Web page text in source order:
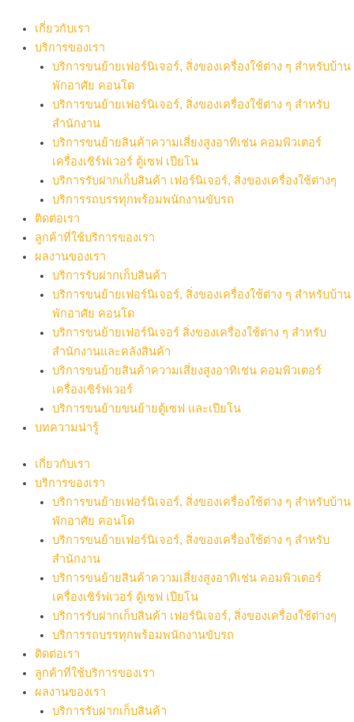
content
เกี่ยวกับเรา
บริการของเรา
บริการขนย้ายเฟอร์นิเจอร์, สิ่งของเครื่องใช้ต่าง ๆ สำหรับบ้าน
พักอาศัย คอนโด
บริการขนย้ายเฟอร์นิเจอร์, สิ่งของเครื่องใช้ต่าง ๆ สำหรับ
สำนักงาน
บริการขนย้ายสินค้าความเสี่ยงสูงอาทิเช่น คอมพิวเตอร์
เครื่องเซิร์ฟเวอร์ ตู้เซฟ เปียโน
บริการรับฝากเก็บสินค้า เฟอร์นิเจอร์, สิ่งของเครื่องใช้ต่างๆ
บริการรถบรรทุกพร้อมพนักงานขับรถ
ติดต่อเรา
ลูกค้าที่ใช้บริการของเรา
ผลงานของเรา
บริการรับฝากเก็บสินค้า
บริการขนย้ายเฟอร์นิเจอร์, สิ่งของเครื่องใช้ต่าง ๆ สำหรับบ้าน
พักอาศัย คอนโด
บริการขนย้ายเฟอร์นิเจอร์ สิ่งของเครื่องใช้ต่าง ๆ สำหรับ
สำนักงานและคลังสินค้า
บริการขนย้ายสินค้าความเสี่ยงสูงอาทิเช่น คอมพิวเตอร์
เครื่องเซิร์ฟเวอร์
บริการขนย้ายขนย้ายตู้เซฟ และเปียโน
บทความน่ารู้
เกี่ยวกับเรา
บริการของเรา
บริการขนย้ายเฟอร์นิเจอร์, สิ่งของเครื่องใช้ต่าง ๆ สำหรับบ้าน
พักอาศัย คอนโด
บริการขนย้ายเฟอร์นิเจอร์, สิ่งของเครื่องใช้ต่าง ๆ สำหรับ
สำนักงาน
บริการขนย้ายสินค้าความเสี่ยงสูงอาทิเช่น คอมพิวเตอร์
เครื่องเซิร์ฟเวอร์ ตู้เซฟ เปียโน
บริการรับฝากเก็บสินค้า เฟอร์นิเจอร์, สิ่งของเครื่องใช้ต่างๆ
บริการรถบรรทุกพร้อมพนักงานขับรถ
ติดต่อเรา
ลูกค้าที่ใช้บริการของเรา
ผลงานของเรา
บริการรับฝากเก็บสินค้า